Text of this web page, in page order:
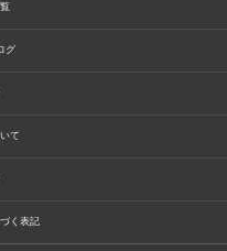
グ
て
く表記